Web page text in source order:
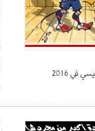
في 2016